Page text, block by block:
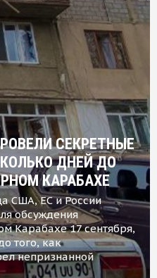
СЕКРЕТНЫЕ
ДНЕЙ ДО
КАРАБАХЕ
США, ЕС и России
обсуждения
Карабахе 17 сентября,
того, как
непризнанной